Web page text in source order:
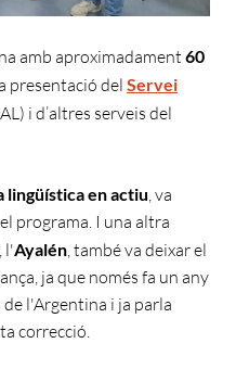
amb aproximadament 60
presentació del Servei
i d’altres serveis del
lingüística en actiu, va
programa. I una altra
, l'Ayalén, també va deixar el
ja que només fa un any
l'Argentina i ja parla
correcció.